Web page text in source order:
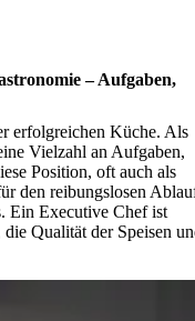
– Aufgaben,
erfolgreichen Küche. Als
Vielzahl an Aufgaben,
Position, oft auch als
den reibungslosen
Ein Executive Chef ist
Qualität der Speisen